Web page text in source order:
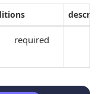
required